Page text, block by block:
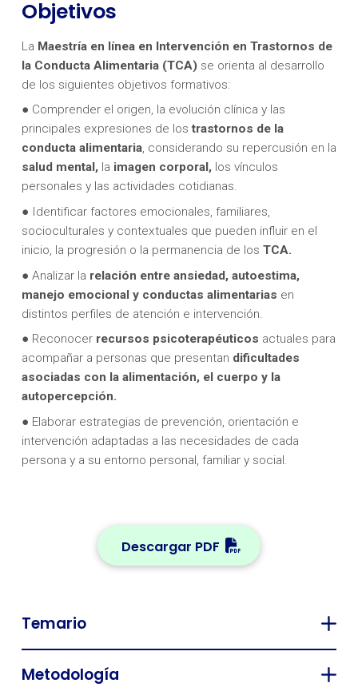
Objetivos
La Maestría en línea en Intervención en Trastornos de
la Conducta Alimentaria (TCA) se orienta al desarrollo
de los siguientes objetivos formativos:
● Comprender el origen, la evolución clínica y las
principales expresiones de lostrastornos de la
conducta alimentaria, considerando su repercusión en la
salud mental,la imagen corporal,los vínculos
personales y las actividades cotidianas.
● Identificar factores emocionales, familiares,
socioculturales y contextuales que pueden influir en el
inicio, la progresión o la permanencia de los TCA.
● Analizar la relación entre ansiedad, autoestima,
manejo emocional y conductas alimentarias en
distintos perfiles de atención e intervención.
● Reconocer recursos psicoterapéuticos actuales para
acompañar a personas que presentan dificultades
asociadas con la alimentación, el cuerpo y la
autopercepción.
● Elaborar estrategias de prevención, orientación e
intervención adaptadas a las necesidades de cada
persona y a su entorno personal, familiar y social.
Descargar PDF
Temario
Metodología